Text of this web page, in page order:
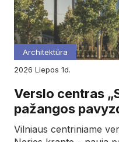
Architektūra
2026
liepos 1d.
Verslo centras
pažangos
Vilniaus centriniame